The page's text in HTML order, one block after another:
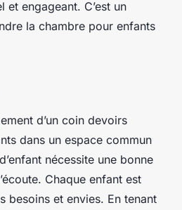
et engageant. C’est un
la chambre pour enfants
d’un coin devoirs
dans un espace commun
nécessite une bonne
Chaque enfant est
besoins et envies. En tenant